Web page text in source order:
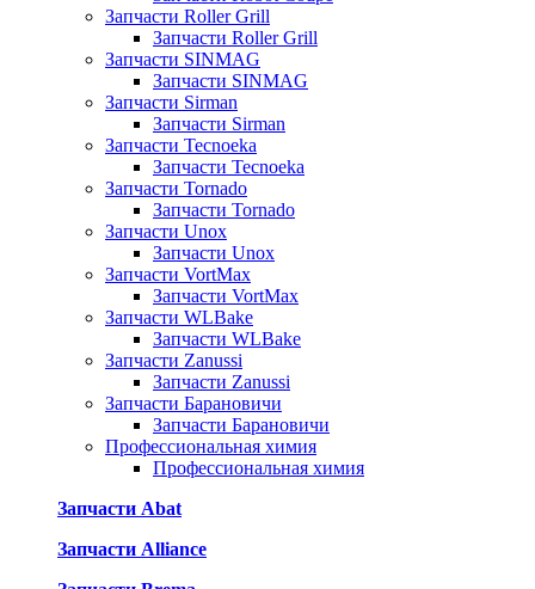
Запчасти Roller Grill
Запчасти Roller Grill
Запчасти SINMAG
Запчасти SINMAG
Запчасти Sirman
Запчасти Sirman
Запчасти Tecnoeka
Запчасти Tecnoeka
Запчасти Tornado
Запчасти Tornado
Запчасти Unox
Запчасти Unox
Запчасти VortMax
Запчасти VortMax
Запчасти WLBake
Запчасти WLBake
Запчасти Zanussi
Запчасти Zanussi
Запчасти Барановичи
Запчасти Барановичи
Профессиональная химия
Профессиональная химия
Запчасти Abat
Запчасти Alliance